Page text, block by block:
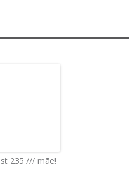
235 /// mãe!